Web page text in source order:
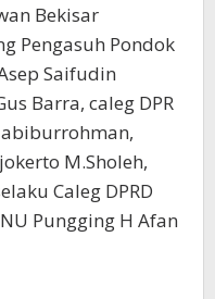
Bekisar
Pengasuh Pondok
Saifudin
Barra, caleg DPR
M.Sholeh,
Caleg DPRD
Pungging H Afan